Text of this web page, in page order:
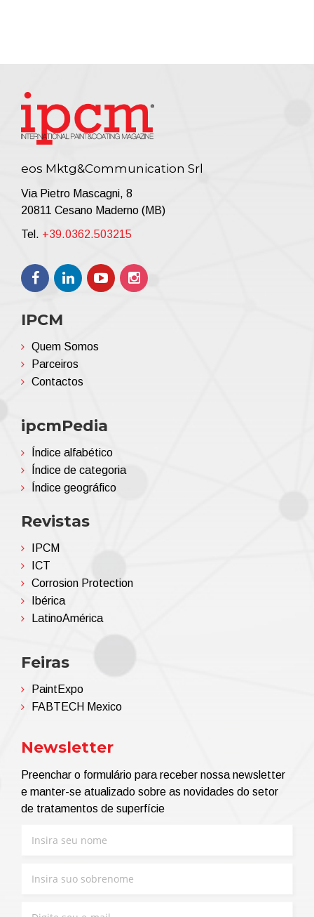
eos Mktg&Communication Srl
Via Pietro Mascagni, 8
20811 Cesano Maderno (MB)
Tel. +39.0362.503215
IPCM
Quem Somos
Parceiros
Contactos
ipcmPedia
Índice alfabético
Índice de categoria
Índice geográfico
Revistas
IPCM
ICT
Corrosion Protection
Ibérica
LatinoAmérica
Feiras
PaintExpo
FABTECH Mexico
Newsletter
Preenchar o formulário para receber nossa newsletter
e manter-se atualizado sobre as novidades do setor
de tratamentos de superfície